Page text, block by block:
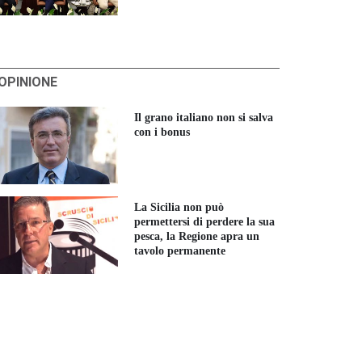
Il grano italiano non si salva
con i bonus
La Sicilia non può
permettersi di perdere la sua
pesca, la Regione apra un
tavolo permanente